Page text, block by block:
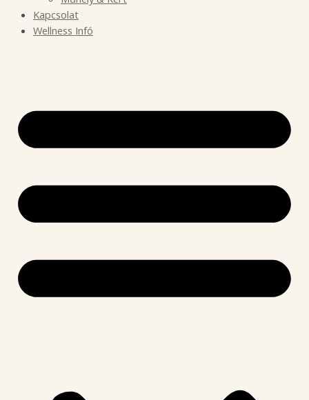
Kapcsolat
Wellness Infó